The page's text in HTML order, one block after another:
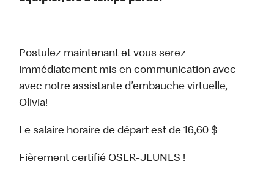
Postulez maintenant et vous serez
immédiatement mis en communication avec
avec notre assistante d’embauche virtuelle,
Olivia!
Le salaire horaire de départ est de 16,60 $
Fièrement certifié OSER-JEUNES !